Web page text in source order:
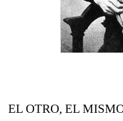
EL OTRO, EL